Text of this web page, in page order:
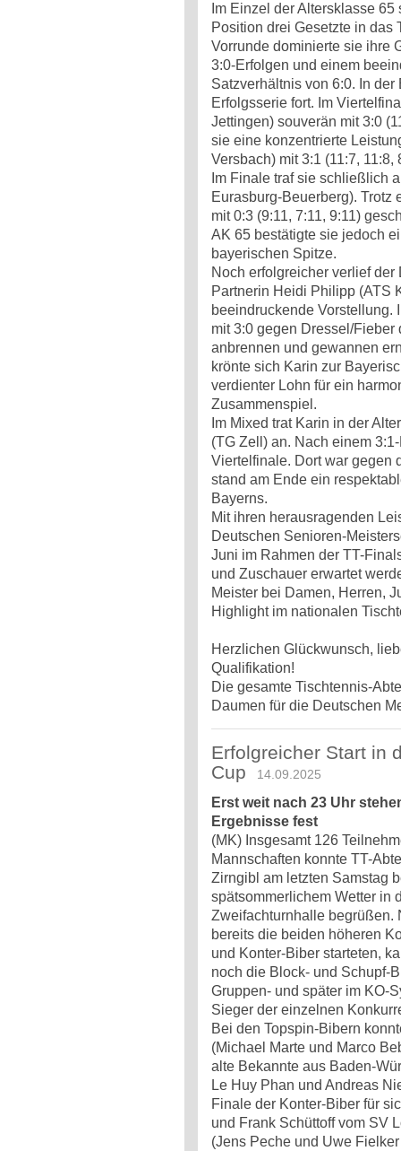
Im Einzel der Altersklasse
Position drei Gesetzte in das
Vorrunde dominierte sie ihre
3:0-Erfolgen und einem
Satzverhältnis von 6:0. In
Erfolgsserie fort. Im
Jettingen) souverän mit 3:0
sie eine konzentrierte
Versbach) mit 3:1 (11:7, 11:8,
Im Finale traf sie schließlich
Eurasburg-Beuerberg). Trotz
mit 0:3 (9:11, 7:11, 9:11)
AK 65 bestätigte sie jedoch
bayerischen Spitze.
Noch erfolgreicher verlief
Partnerin Heidi Philipp (ATS
beeindruckende Vorstellung.
mit 3:0 gegen Dressel/
anbrennen und gewannen
krönte sich Karin zur
verdienter Lohn für ein
Zusammenspiel.
Im Mixed trat Karin in der
(TG Zell) an. Nach einem
Viertelfinale. Dort war gegen
stand am Ende ein
Bayerns.
Mit ihren herausragenden
Deutschen Senioren-
Juni im Rahmen der TT-
und Zuschauer erwartet
Meister bei Damen, Herren,
Highlight im nationalen
Herzlichen Glückwunsch,
Qualifikation!
Die gesamte Tischtennis-
Daumen für die Deutschen
Erfolgreicher Start in
Cup 14.09.2025
Erst weit nach 23 Uhr
Ergebnisse fest
(MK) Insgesamt 126
Mannschaften konnte TT-
Zirngibl am letzten Samstag
spätsommerlichem Wetter in
Zweifachturnhalle begrüßen.
bereits die beiden höheren
und Konter-Biber starteten,
noch die Block- und Schupf-
Gruppen- und später im KO-
Sieger der einzelnen
Bei den Topspin-Bibern
(Michael Marte und Marco
alte Bekannte aus Baden-
Le Huy Phan und Andreas
Finale der Konter-Biber für
und Frank Schüttoff vom SV
(Jens Peche und Uwe